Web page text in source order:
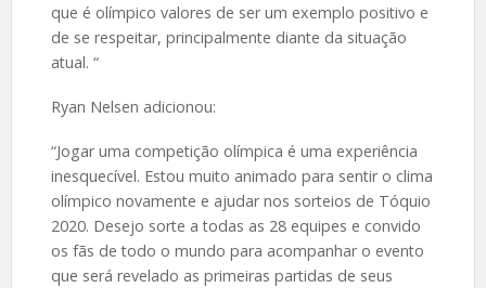
que é olímpico valores de ser um exemplo positivo e
de se respeitar, principalmente diante da situação
atual. “
Ryan Nelsen adicionou:
“Jogar uma competição olímpica é uma experiência
inesquecível. Estou muito animado para sentir o clima
olímpico novamente e ajudar nos sorteios de Tóquio
2020. Desejo sorte a todas as 28 equipes e convido
os fãs de todo o mundo para acompanhar o evento
que será revelado as primeiras partidas de seus